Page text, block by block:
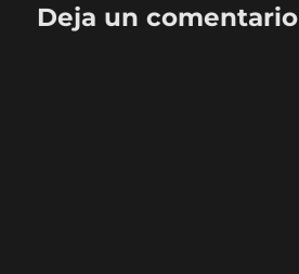
Deja un comentario